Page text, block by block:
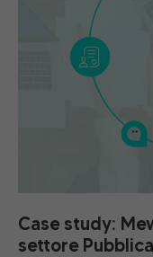
Case study:
settore